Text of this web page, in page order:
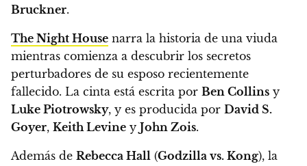
Bruckner.
The Night House narra la historia de una viuda
mientras comienza a descubrir los secretos
perturbadores de su esposo recientemente
fallecido. La cinta está escrita por Ben Collins y
Luke Piotrowsky, y es producida por David S.
Goyer, Keith Levine y John Zois.
Además de Rebecca Hall (Godzilla vs. Kong), la